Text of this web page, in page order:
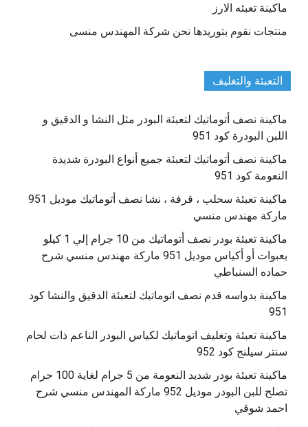
ماكينة تعبئه الارز
منتجات نقوم بتوريدها نحن شركة المهندس منسى
التعبئة والتغليف
ماكينة نصف أتوماتيك لتعبئة البودر مثل النشا و الدقيق و
اللبن البودرة كود 951
ماكينة نصف أتوماتيك لتعبئة جميع أنواع البودرة شديدة
النعومة كود 951
ماكينة تعبئة سحلب ، قرفة ، نشا نصف أتوماتيك موديل 951
ماركة مهندس منسي
ماكينة تعبئة بودر نصف أتوماتيك من 10 جرام إلي 1 كيلو
بعبوات أو أكياس موديل 951 ماركة مهندس منسي شرح
حماده السنباطي
ماكينة بدواسه قدم نصف اتوماتيك لتعبئة الدقيق والنشا كود
951
ماكينة تعبئة وتغليف اتوماتيك لكياس البودر الناعم ذات لحام
سنتر سيلنج كود 952
ماكينة تعبئة بودر شديد النعومة من 5 جرام لغاية 100 جرام
تصلح للبن البودر موديل 952 ماركة المهندس منسي شرح
احمد شوقي